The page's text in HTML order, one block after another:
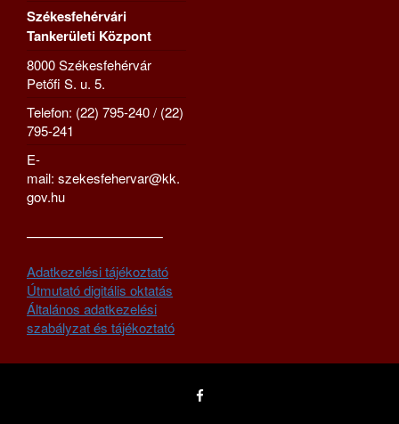
Székesfehérvári
Tankerületi Központ
8000 Székesfehérvár
Petőfi S. u. 5.
Telefon: (22) 795-240 / (22)
795-241
E-
mail: szekesfehervar@kk.
gov.hu
—————————–
Adatkezelési tájékoztató
Útmutató digitális oktatás
Általános adatkezelési
szabályzat és tájékoztató